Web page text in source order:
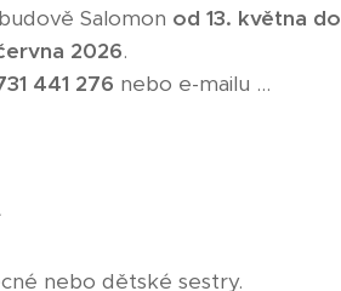
Salomon od 13. května do
2026.
441 276 nebo e-mailu ...
nebo dětské sestry.